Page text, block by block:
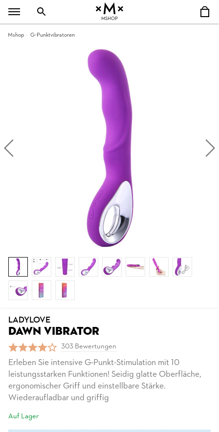
MSHOP
Mshop G-Punktvibratoren
LADYLOVE
DAWN VIBRATOR
303 Bewertungen
Erleben Sie intensive G-Punkt-Stimulation mit 10
leistungsstarken Funktionen! Seidig glatte Oberfläche,
ergonomischer Griff und einstellbare Stärke.
Wiederaufladbar und griffig
Auf Lager